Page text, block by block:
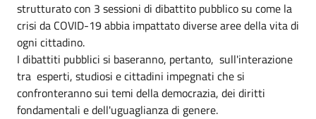
strutturato con 3 sessioni di dibattito pubblico su come la
crisi da COVID-19 abbia impattato diverse aree della vita di
ogni cittadino.
I dibattiti pubblici si baseranno, pertanto, sull'interazione
tra esperti, studiosi e cittadini impegnati che si
confronteranno sui temi della democrazia, dei diritti
fondamentali e dell'uguaglianza di genere.